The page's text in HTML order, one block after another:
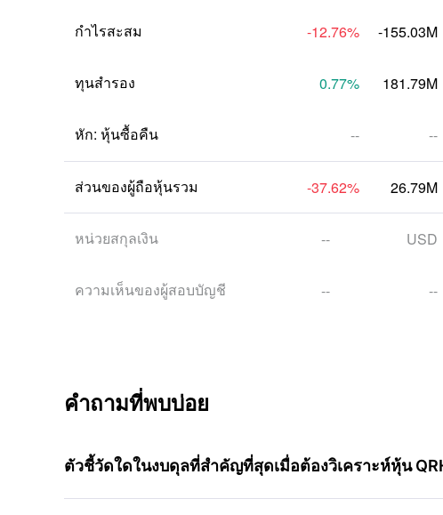
กำไรสะสม -12.76% -155.03M
ทุนสำรอง 0.77% 181.79M
หัก: หุ้นซื้อคืน -- --
ส่วนของผู้ถือหุ้นรวม -37.62% 26.79M
หน่วยสกุลเงิน -- USD
ความเห็นของผู้สอบบัญชี -- --
คำถามที่พบบ่อย
ตัวชี้วัดใดในงบดุลที่สำคัญที่สุดเมื่อต้องวิเคราะห์หุ้น